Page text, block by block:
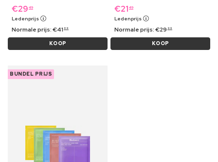
€29 49
Ledenprijs
Normale prijs:€41 69
KOOP
€21 49
Ledenprijs
Normale prijs:€29 99
KOOP
BUNDEL PRIJS